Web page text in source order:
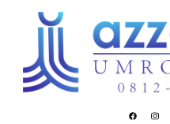
Azzamku